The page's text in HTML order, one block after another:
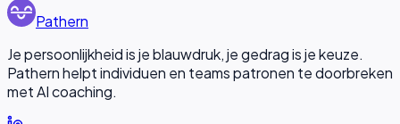
Pathern
Je persoonlijkheid is je blauwdruk, je gedrag is je keuze.
Pathern helpt individuen en teams patronen te doorbreken
met AI coaching.